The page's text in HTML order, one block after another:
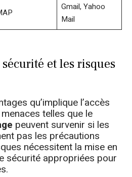
Gmail, Yahoo
Mail
et les risques
qu’implique l’accès
telles que le
peuvent survenir si les
pas les précautions
nécessitent la mise en
sécurité appropriées pour